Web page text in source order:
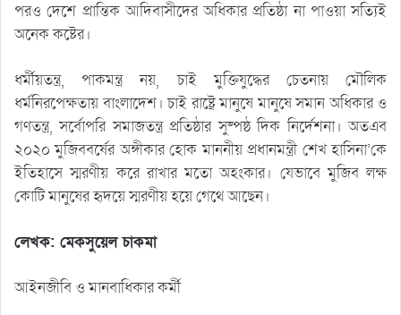
পরও দেশে প্রান্তিক আদিবাসীদের অধিকার প্রতিষ্ঠা না পাওয়া সত্যিই
অনেক কষ্টের।
ধর্মীয়তন্ত্র, পাকমন্ত্র নয়, চাই মুক্তিযুদ্ধের চেতনায় মৌলিক
ধর্মনিরপেক্ষতায় বাংলাদেশ। চাই রাষ্ট্রে মানুষে মানুষে সমান অধিকার ও
গণতন্ত্র, সর্বোপরি সমাজতন্ত্র প্রতিষ্ঠার সুষ্পষ্ঠ দিক নির্দেশনা। অতএব
২০২০ মুজিববর্ষের অঙ্গীকার হোক মাননীয় প্রধানমন্ত্রী শেখ হাসিনা’কে
ইতিহাসে স্মরণীয় করে রাখার মতো অহংকার। যেভাবে মুজিব লক্ষ
কোটি মানুষের হৃদয়ে স্মরণীয় হয়ে গেথে আছেন।
লেখক: মেকসুয়েল চাকমা
আইনজীবি ও মানবাধিকার কর্মী